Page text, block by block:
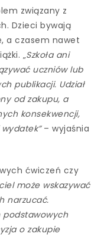
związany z
Dzieci bywają
a czasem nawet
„Szkoła ani
uczniów lub
publikacji. Udział
od zakupu, a
konsekwencji,
– wyjaśnia
ćwiczeń czy
może wskazywać
narzucać.
podstawowych
o zakupie